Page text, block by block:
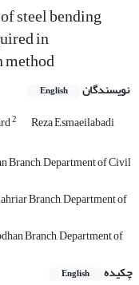
steel bending
in
نویسندگان English
2 Reza Esmaeilabadi
Branch, Department of Civil
Branch, Department of
Branch, Department of
چکیده
English